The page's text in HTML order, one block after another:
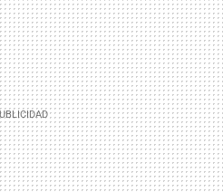
MAIL